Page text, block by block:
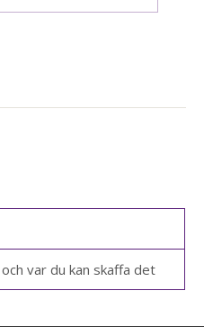
var du kan skaffa det